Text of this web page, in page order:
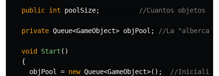
public int poolSize; //Cuantos objetos
private Queue<GameObject> objPool ; //La "alberca"
void Start ()
{
objPool
= new Queue<GameObject>(); //